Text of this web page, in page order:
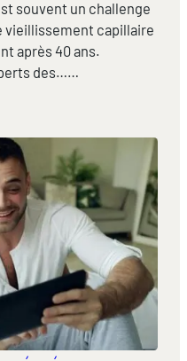
souvent un challenge
vieillissement capillaire
après 40 ans.
des……